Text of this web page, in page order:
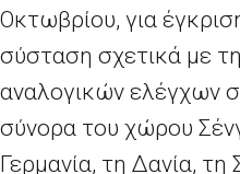
Οκτωβρίου, για
σύσταση σχετικά με
αναλογικών ελέγχων
σύνορα του χώρου
Γερμανία, τη Δανία, τη